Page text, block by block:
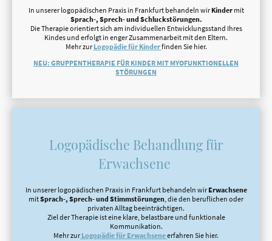
In unserer logopädischen Praxis in Frankfurtbehandeln wirKindermit
Sprach-, Sprech- und Schluckstörungen.
Die Therapie orientiert sich am individuellen Entwicklungsstand Ihres
Kindes und erfolgt in enger Zusammenarbeit mit den Eltern.
Mehr zurLogopädie für Kinderfinden Sie hier.
NEU: GRUPPENTHERAPIE FÜR KINDER MIT MYOFUNKTIONELLEN
STÖRUNGEN
Logopädische Behandlung für
Erwachsene
In unserer logopädischen Praxis in Frankfurtbehandeln wirErwachsene
mitSprach-, Sprech- und Stimmstörungen, die den beruflichen oder
privaten Alltag beeinträchtigen.
Ziel der Therapie ist eine klare, belastbare und funktionale
Kommunikation.
Mehr zur Logopädie für Erwachseneerfahren Sie hier.